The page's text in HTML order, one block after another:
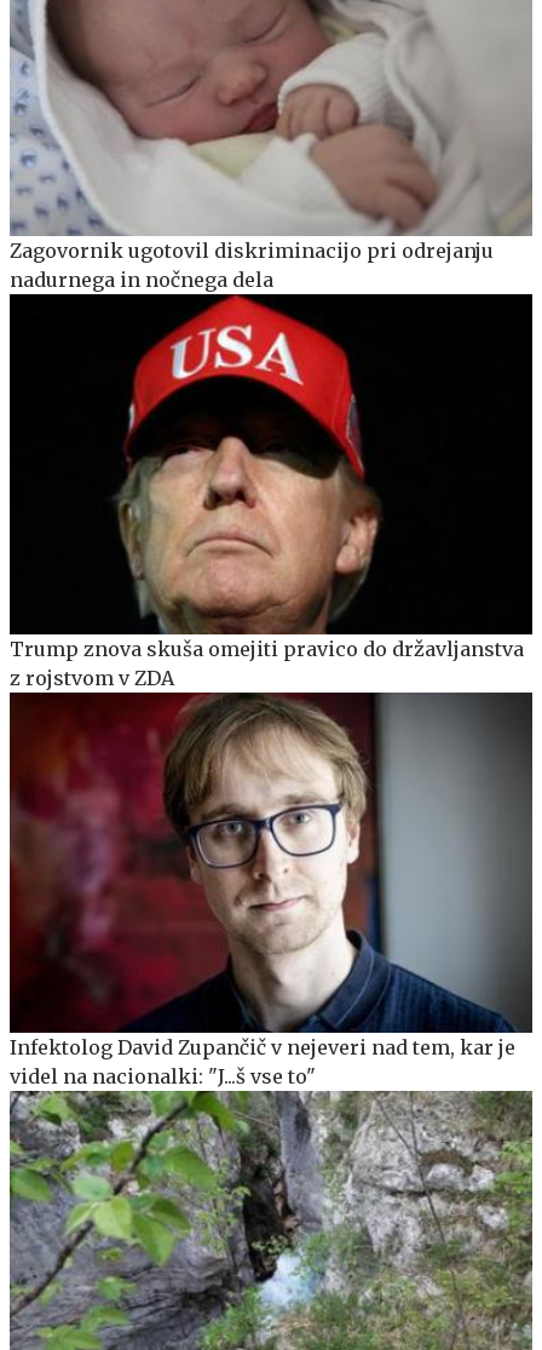
Zagovornik ugotovil diskriminacijo pri odrejanju
nadurnega in nočnega dela
Trump znova skuša omejiti pravico do državljanstva
z rojstvom v ZDA
Infektolog David Zupančič v nejeveri nad tem, kar je
videl na nacionalki: "J...š vse to"